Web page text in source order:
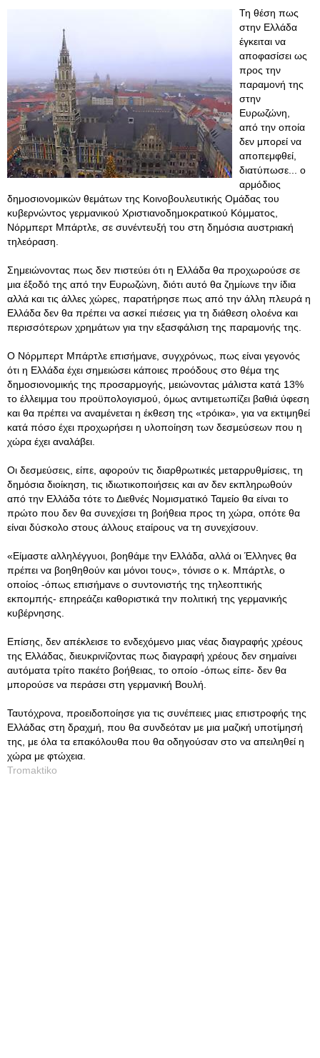
Τη θέση πως
στην Ελλάδα
έγκειται να
αποφασίσει ως
προς την
παραμονή της
στην
Ευρωζώνη,
από την οποία
δεν μπορεί να
αποπεμφθεί,
διατύπωσε... ο
αρμόδιος
δημοσιονομικών θεμάτων της Κοινοβουλευτικής Ομάδας του
κυβερνώντος γερμανικού Χριστιανοδημοκρατικού Κόμματος,
Νόρμπερτ Μπάρτλε, σε συνέντευξή του στη δημόσια αυστριακή
τηλεόραση.
Σημειώνοντας πως δεν πιστεύει ότι η Ελλάδα θα προχωρούσε σε
μια έξοδό της από την Ευρωζώνη, διότι αυτό θα ζημίωνε την ίδια
αλλά και τις άλλες χώρες, παρατήρησε πως από την άλλη πλευρά η
Ελλάδα δεν θα πρέπει να ασκεί πιέσεις για τη διάθεση ολοένα και
περισσότερων χρημάτων για την εξασφάλιση της παραμονής της.
Ο Νόρμπερτ Μπάρτλε επισήμανε, συγχρόνως, πως είναι γεγονός
ότι η Ελλάδα έχει σημειώσει κάποιες προόδους στο θέμα της
δημοσιονομικής της προσαρμογής, μειώνοντας μάλιστα κατά 13%
το έλλειμμα του προϋπολογισμού, όμως αντιμετωπίζει βαθιά ύφεση
και θα πρέπει να αναμένεται η έκθεση της «τρόικα», για να εκτιμηθεί
κατά πόσο έχει προχωρήσει η υλοποίηση των δεσμεύσεων που η
χώρα έχει αναλάβει.
Οι δεσμεύσεις, είπε, αφορούν τις διαρθρωτικές μεταρρυθμίσεις, τη
δημόσια διοίκηση, τις ιδιωτικοποιήσεις και αν δεν εκπληρωθούν
από την Ελλάδα τότε το Διεθνές Νομισματικό Ταμείο θα είναι το
πρώτο που δεν θα συνεχίσει τη βοήθεια προς τη χώρα, οπότε θα
είναι δύσκολο στους άλλους εταίρους να τη συνεχίσουν.
«Είμαστε αλληλέγγυοι, βοηθάμε την Ελλάδα, αλλά οι Έλληνες θα
πρέπει να βοηθηθούν και μόνοι τους», τόνισε ο κ. Μπάρτλε, ο
οποίος -όπως επισήμανε ο συντονιστής της τηλεοπτικής
εκπομπής- επηρεάζει καθοριστικά την πολιτική της γερμανικής
κυβέρνησης.
Επίσης, δεν απέκλεισε το ενδεχόμενο μιας νέας διαγραφής χρέους
της Ελλάδας, διευκρινίζοντας πως διαγραφή χρέους δεν σημαίνει
αυτόματα τρίτο πακέτο βοήθειας, το οποίο -όπως είπε- δεν θα
μπορούσε να περάσει στη γερμανική Βουλή.
Ταυτόχρονα, προειδοποίησε για τις συνέπειες μιας επιστροφής της
Ελλάδας στη δραχμή, που θα συνδεόταν με μια μαζική υποτίμησή
της, με όλα τα επακόλουθα που θα οδηγούσαν στο να απειληθεί η
χώρα με φτώχεια.
Tromaktiko